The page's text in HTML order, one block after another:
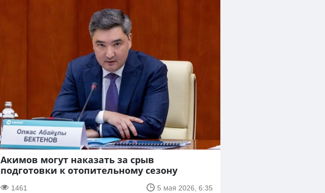
Акимов могут наказать за срыв
подготовки к отопительному сезону
1461 5 мая 2026, 6:35